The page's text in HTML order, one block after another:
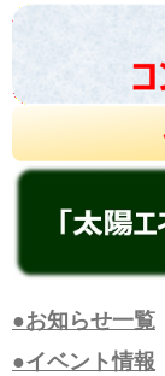
●お知らせ一覧
●イベント情報